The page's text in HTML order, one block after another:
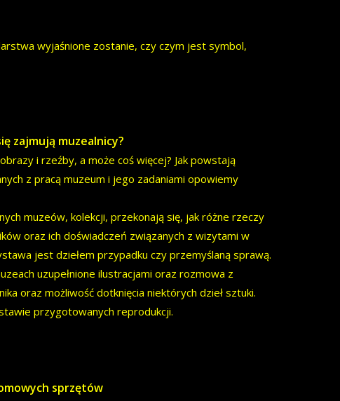
wyjaśnione zostanie, czy czym jest symbol,
zajmują muzealnicy?
i rzeźby, a może coś więcej? Jak powstają
z pracą muzeum i jego zadaniami opowiemy
muzeów, kolekcji, przekonają się, jak różne rzeczy
oraz ich doświadczeń związanych z wizytami w
jest dziełem przypadku czy przemyślaną sprawą.
uzupełnione ilustracjami oraz rozmowa z
oraz możliwość dotknięcia niektórych dzieł sztuki.
przygotowanych reprodukcji.
sprzętów